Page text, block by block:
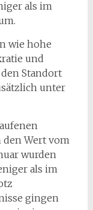
als im
wie hohe
und
Standort
unter
den Wert vom
wurden
als im
gingen